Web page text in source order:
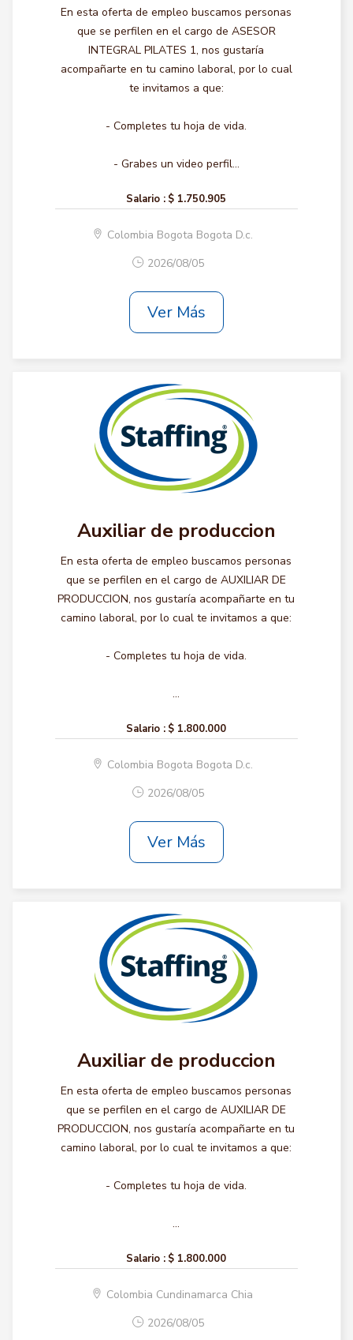
En esta oferta de empleo buscamos personas
que se perfilen en el cargo de ASESOR
INTEGRAL PILATES 1, nos gustaría
acompañarte en tu camino laboral, por lo cual
te invitamos a que:
- Completes tu hoja de vida.
- Grabes un video perfil...
Salario : $ 1.750.905
Colombia Bogota Bogota D.c.
2026/08/05
Ver Más
Auxiliar de produccion
En esta oferta de empleo buscamos personas
que se perfilen en el cargo de AUXILIAR DE
PRODUCCION, nos gustaría acompañarte en tu
camino laboral, por lo cual te invitamos a que:
- Completes tu hoja de vida.
...
Salario : $ 1.800.000
Colombia Bogota Bogota D.c.
2026/08/05
Ver Más
Auxiliar de produccion
En esta oferta de empleo buscamos personas
que se perfilen en el cargo de AUXILIAR DE
PRODUCCION, nos gustaría acompañarte en tu
camino laboral, por lo cual te invitamos a que:
- Completes tu hoja de vida.
...
Salario : $ 1.800.000
Colombia Cundinamarca Chia
2026/08/05